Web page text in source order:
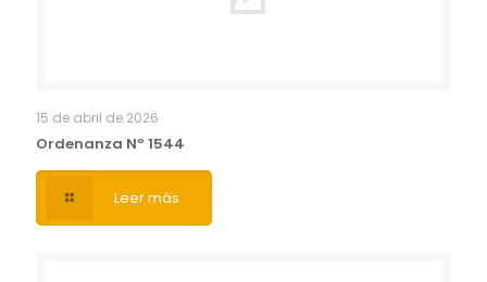
15 de abril de 2026
Ordenanza Nº 1544
Leer más